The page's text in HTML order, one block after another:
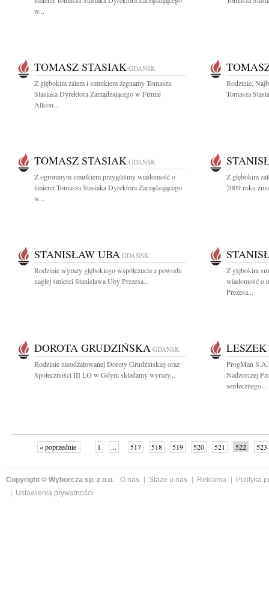
w...
TOMASZ STASIAK GDAŃSK
Z głębokim żalem i smutkiem żegnamy Tomasza
Stasiaka Dyrektora Zarządzającego w Firmie
Allcon...
Rodzinie,
Tomasza
TOMASZ STASIAK GDAŃSK
Z ogromnym smutkiem przyjęliśmy wiadomość o
śmierci Tomasza Stasiaka Dyrektora Zarządzającego
w...
Z głębokim
2009 roku
STANISŁAW UBA GDAŃSK
Rodzinie wyrazy głębokiego współczucia z powodu
nagłej śmierci Stanisława Uby Prezesa...
Z głębokim
wiadomość o
Prezesa...
DOROTA GRUDZIŃSKA GDAŃSK
Rodzinie nieodżałowanej Doroty Grudzińskiej oraz
Społeczności III LO w Gdyni składamy wyrazy...
ProgMan S.A.
Nadzorczej
serdecznego...
« poprzednie 1 ... 517 518 519 520 521 522 523
Copyright © Wyborcza sp. z o.o. O nas Staże u nas Reklama
Polityka
Ustawienia prywatności